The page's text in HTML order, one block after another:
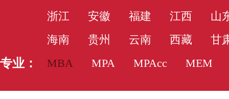
浙江
安徽 福建 江西
山
海南
贵州 云南 西藏 甘
专业： MBA MPA MPAcc MEM